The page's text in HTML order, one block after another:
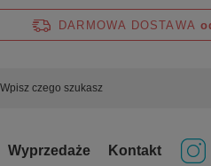
DARMOWA DOSTAWA
Wyprzedaże Kontakt